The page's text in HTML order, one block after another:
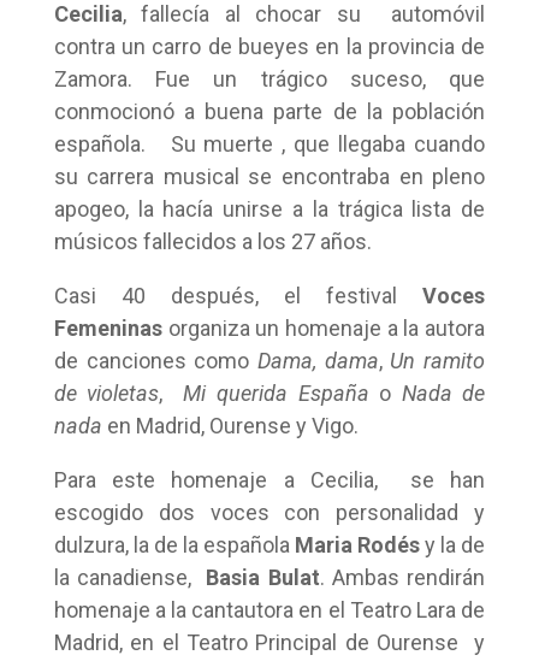
Cecilia, fallecía al chocar su automóvil
contra un carro de bueyes en la provincia de
Zamora. Fue un trágico suceso, que
conmocionó a buena parte de la población
española. Su muerte , que llegaba cuando
su carrera musical se encontraba en pleno
apogeo, la hacía unirse a la trágica lista de
músicos fallecidos a los 27 años.
Casi 40 después, el festivalVoces
Femeninasorganiza un homenaje a la autora
de canciones como Dama, dama, Un ramito
de violetas, Mi querida España o Nada de
nada en Madrid, Ourense y Vigo.
Para este homenaje a Cecilia, se han
escogido dos voces con personalidad y
dulzura, la de la española Maria Rodésy la de
la canadiense, Basia Bulat. Ambas rendirán
homenaje a la cantautora en el Teatro Lara de
Madrid, en el Teatro Principal de Ourense y